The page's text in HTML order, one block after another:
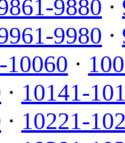
9880 ·
9980 ·
10060 ·
· 10141-
· 10221-